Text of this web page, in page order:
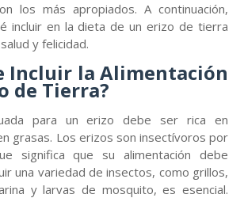
los más apropiados. A continuación,
incluir en la dieta de un erizo de tierra
y felicidad.
Incluir la Alimentación
de Tierra?
para un erizo debe ser rica en
grasas. Los erizos son insectívoros por
significa que su alimentación debe
una variedad de insectos, como grillos,
y larvas de mosquito, es esencial.